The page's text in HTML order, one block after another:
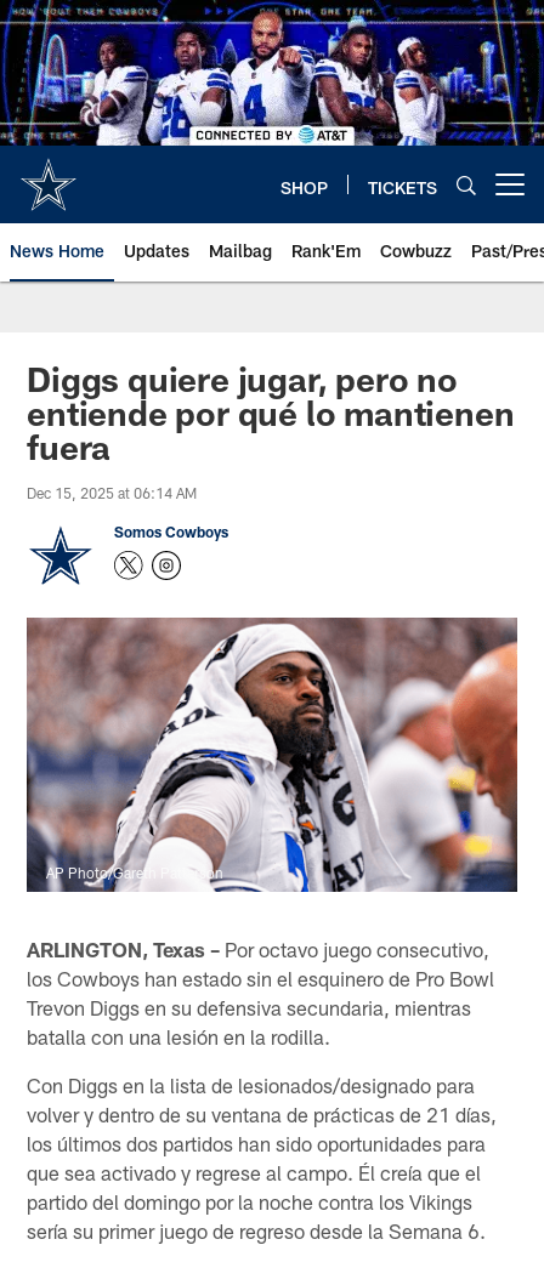
Skip
to
main
content
SHOP TICKETS
News Home Updates Mailbag Rank'Em Cowbuzz Past/
Diggs quiere jugar, pero no
entiende por qué lo mantienen
fuera
Dec 15, 2025 at 06:14 AM
Somos Cowboys
AP Photo/Gareth Patterson
ARLINGTON, Texas – Por octavo juego consecutivo,
los Cowboys han estado sin el esquinero de Pro Bowl
Trevon Diggs en su defensiva secundaria, mientras
batalla con una lesión en la rodilla.
Con Diggs en la lista de lesionados/designado para
volver y dentro de su ventana de prácticas de 21 días,
los últimos dos partidos han sido oportunidades para
que sea activado y regrese al campo. Él creía que el
partido del domingo por la noche contra los Vikings
sería su primer juego de regreso desde la Semana 6.